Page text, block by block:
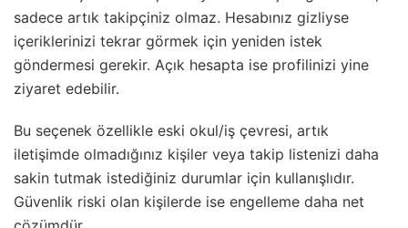
sadece artık takipçiniz olmaz. Hesabınız gizliyse
içeriklerinizi tekrar görmek için yeniden istek
göndermesi gerekir. Açık hesapta ise profilinizi yine
ziyaret edebilir.
Bu seçenek özellikle eski okul/iş çevresi, artık
iletişimde olmadığınız kişiler veya takip listenizi daha
sakin tutmak istediğiniz durumlar için kullanışlıdır.
Güvenlik riski olan kişilerde ise engelleme daha net